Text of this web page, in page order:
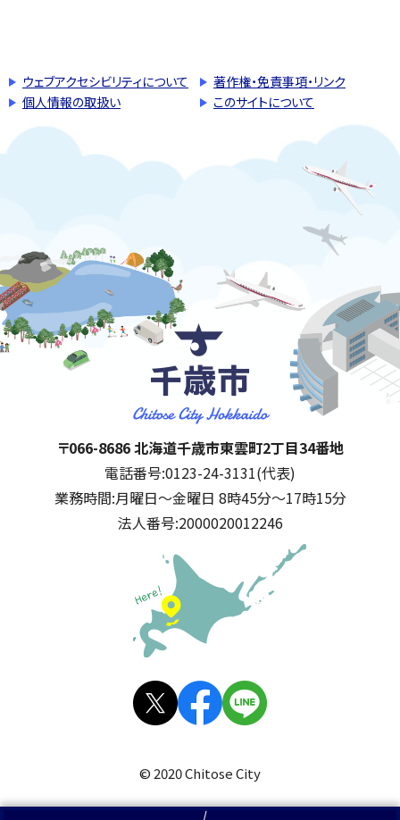
ウェブアクセシビリティについて
著作権・免責事項・リンク
個人情報の取扱い
このサイトについて
千歳市
住所:
〒066-8686 北海道千歳市東雲町2丁目34番地
電話番号:0123-24-3131(代表)
業務時間:月曜日～金曜日 8時45分～17時15分
法人番号:2000020012246
公式SNS
© 2020 Chitose City